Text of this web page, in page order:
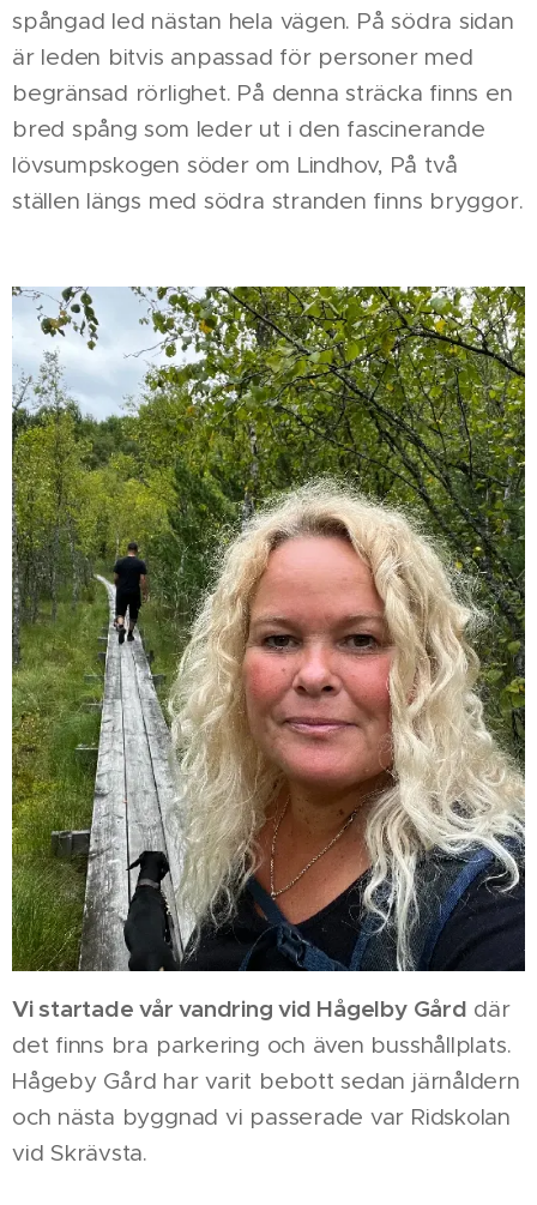
spångad led nästan hela vägen. På södra sidan
är leden bitvis anpassad för personer med
begränsad rörlighet. På denna sträcka finns en
bred spång som leder ut i den fascinerande
lövsumpskogen söder om Lindhov, På två
ställen längs med södra stranden finns bryggor.
Vi startade vår vandring vid Hågelby Gård där
det finns bra parkering och även busshållplats.
Hågeby Gård har varit bebott sedan järnåldern
och nästa byggnad vi passerade var Ridskolan
vid Skrävsta.